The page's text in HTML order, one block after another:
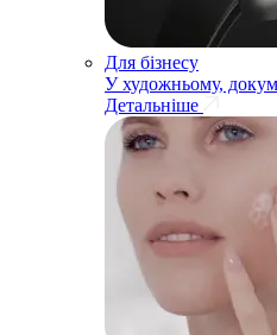
Для бізнесу
У художньому,
Детальніше